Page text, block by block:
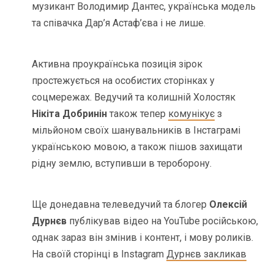
музикант Володимир Дантес, українська модель
та співачка Дар’я Астаф’єва і не лише.
Активна проукраїнська позиція зірок
простежується на особистих сторінках у
соцмережах. Ведучий та колишній Холостяк
Нікіта Добринін також тепер комунікує з
мільйоном своїх шанувальників в Інстаграмі
українською мовою, а також пішов захищати
рідну землю, вступивши в тероборону.
Ще донедавна телеведучий та блогер Олексій
Дурнєв публікував відео на YouTube російською,
однак зараз він змінив і контент, і мову роликів.
На своїй сторінці в InstagramДурнєв закликав